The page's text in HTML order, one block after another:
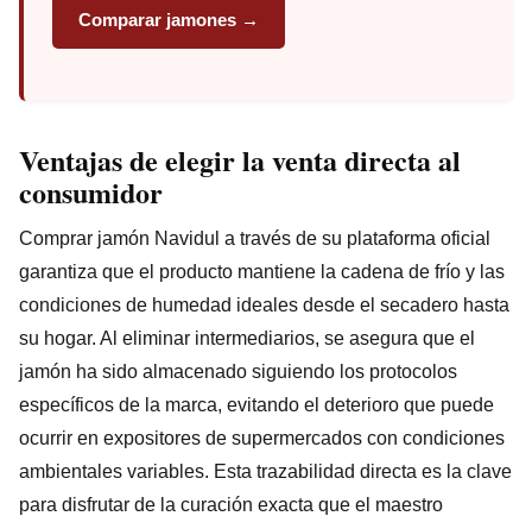
Comparar jamones →
Ventajas de elegir la venta directa al
consumidor
Comprar jamón Navidul a través de su plataforma oficial
garantiza que el producto mantiene la cadena de frío y las
condiciones de humedad ideales desde el secadero hasta
su hogar. Al eliminar intermediarios, se asegura que el
jamón ha sido almacenado siguiendo los protocolos
específicos de la marca, evitando el deterioro que puede
ocurrir en expositores de supermercados con condiciones
ambientales variables. Esta trazabilidad directa es la clave
para disfrutar de la curación exacta que el maestro